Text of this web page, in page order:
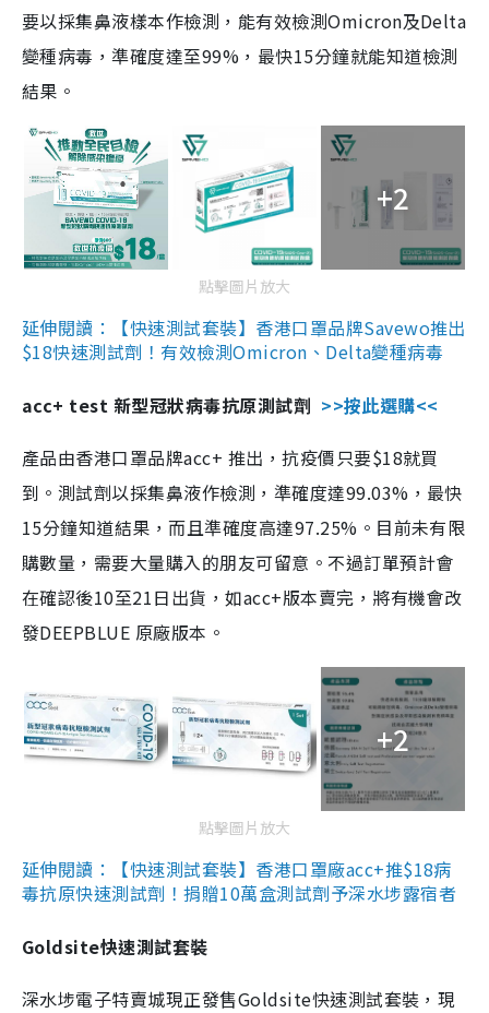
要以採集鼻液樣本作檢測，能有效檢測Omicron及Delta
變種病毒，準確度達至99%，最快15分鐘就能知道檢測
結果。
+2
點擊圖片放大
延伸閱讀：【快速測試套裝】香港口罩品牌Savewo推出
$18快速測試劑！有效檢測Omicron、Delta變種病毒
acc+ test 新型冠狀病毒抗原測試劑 >>按此選購<<
產品由香港口罩品牌acc+ 推出，抗疫價只要$18就買
到。測試劑以採集鼻液作檢測，準確度達99.03%，最快
15分鐘知道結果，而且準確度高達97.25%。目前未有限
購數量，需要大量購入的朋友可留意。不過訂單預計會
在確認後10至21日出貨，如acc+版本賣完，將有機會改
發DEEPBLUE 原廠版本。
+2
點擊圖片放大
延伸閱讀：【快速測試套裝】香港口罩廠acc+推$18病
毒抗原快速測試劑！捐贈10萬盒測試劑予深水埗露宿者
Goldsite快速測試套裝
深水埗電子特賣城現正發售Goldsite快速測試套裝，現